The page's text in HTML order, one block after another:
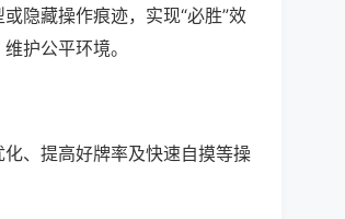
隐藏操作痕迹，实现“必胜”效
护公平环境。
、提高好牌率及快速自摸等操